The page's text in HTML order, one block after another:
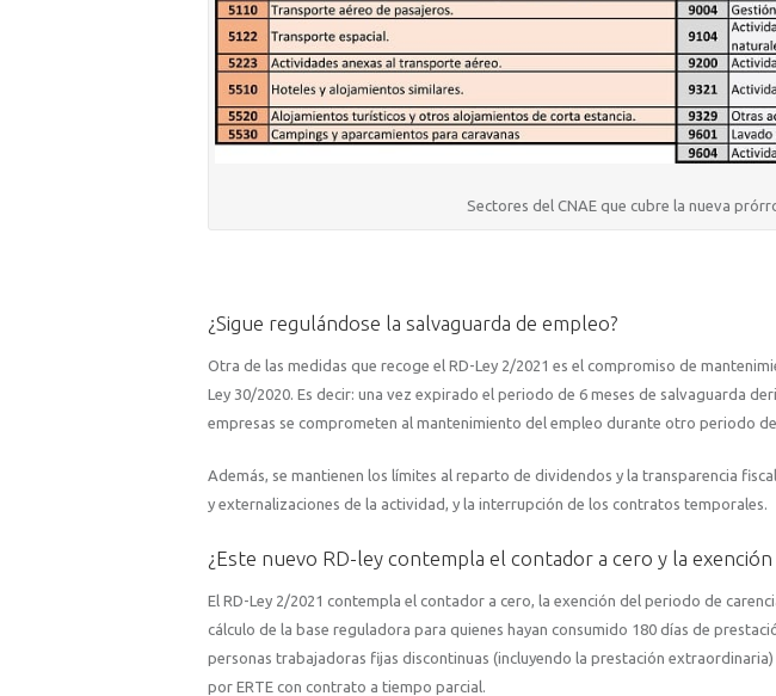
Sectores del CNAE que cubre la nueva
¿Sigue regulándose la salvaguarda de empleo?
Otra de las medidas que recoge el RD-Ley 2/2021 es el compromiso de
Ley 30/2020. Es decir: una vez expirado el periodo de 6 meses de salvaguarda
empresas se comprometen al mantenimiento del empleo durante otro periodo de
Además, se mantienen los límites al reparto de dividendos y la transparencia
y externalizaciones de la actividad, y la interrupción de los contratos temporales.
¿Este nuevo RD-ley contempla el contador a cero y la
El RD-Ley 2/2021 contempla el contador a cero, la exención del periodo de
cálculo de la base reguladora para quienes hayan consumido 180 días de
personas trabajadoras fijas discontinuas (incluyendo la prestación
por ERTE con contrato a tiempo parcial.